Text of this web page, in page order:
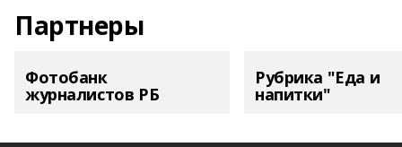
Партнеры
Фотобанк
журналистов РБ
Рубрика "Еда и
напитки"